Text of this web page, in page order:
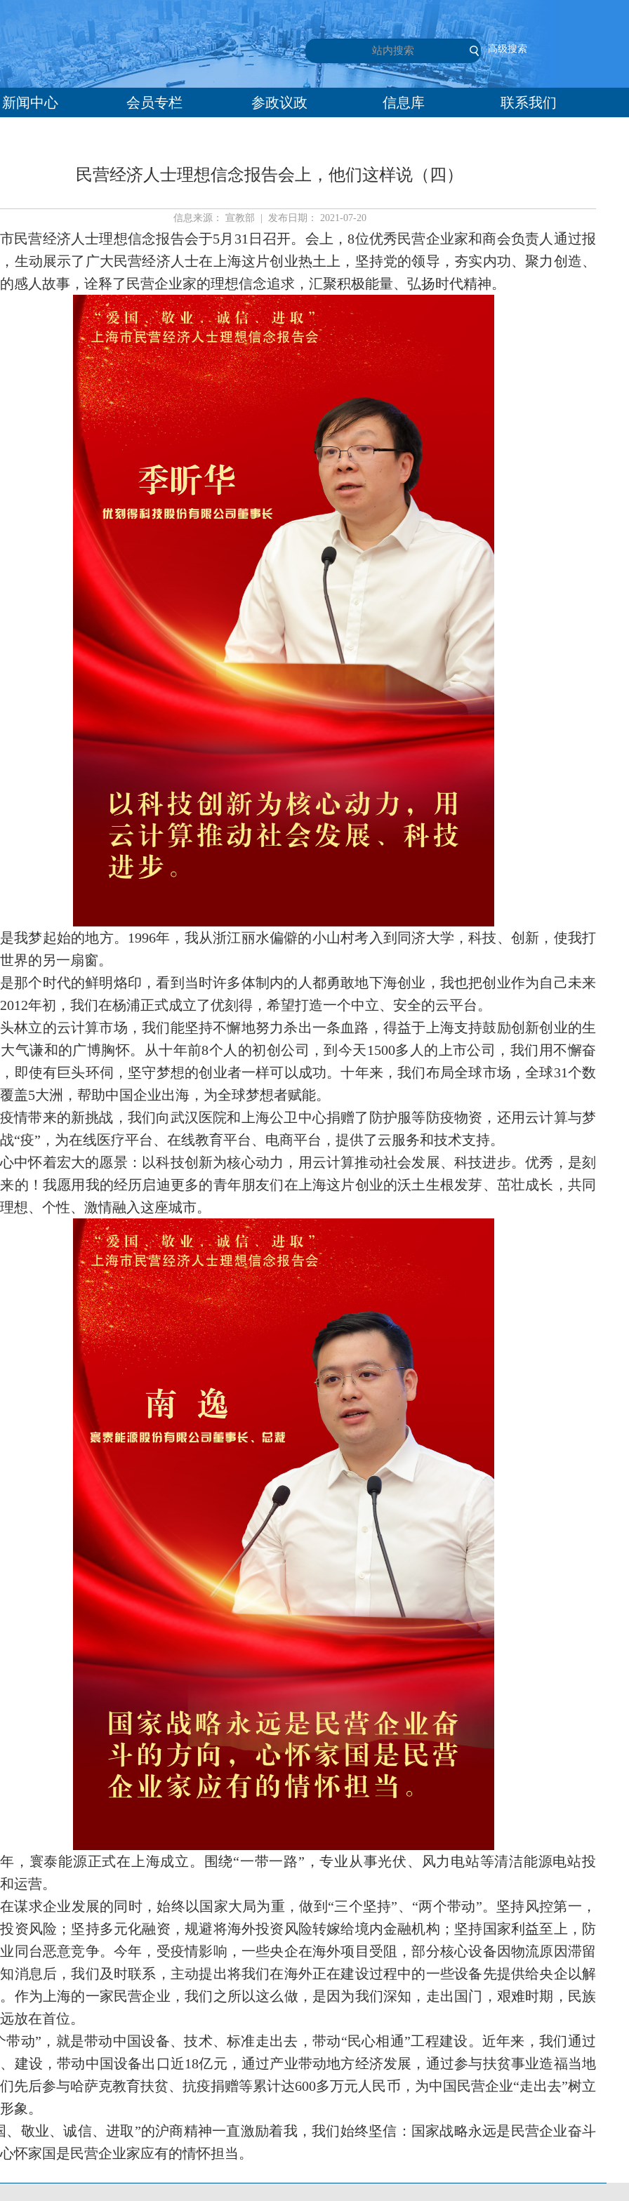
高级搜索
新闻中心 会员专栏 参政议政 信息库 联系我们
民营经济人士理想信念报告会上，他们这样说（四）
信息来源： 宣教部 | 发布日期： 2021-07-20
民营经济人士理想信念报告会于5月31日召开。会上，8位优秀民营企业家和商会负责人通过报
生动展示了广大民营经济人士在上海这片创业热土上，坚持党的领导，夯实内功、聚力创造、
感人故事，诠释了民营企业家的理想信念追求，汇聚积极能量、弘扬时代精神。
我梦起始的地方。1996年，我从浙江丽水偏僻的小山村考入到同济大学，科技、创新，使我打
界的另一扇窗。
那个时代的鲜明烙印，看到当时许多体制内的人都勇敢地下海创业，我也把创业作为自己未来
年初，我们在杨浦正式成立了优刻得，希望打造一个中立、安全的云平台。
林立的云计算市场，我们能坚持不懈地努力杀出一条血路，得益于上海支持鼓励创新创业的生
气谦和的广博胸怀。从十年前8个人的初创公司，到今天1500多人的上市公司，我们用不懈奋
即使有巨头环伺，坚守梦想的创业者一样可以成功。十年来，我们布局全球市场，全球31个数
盖5大洲，帮助中国企业出海，为全球梦想者赋能。
情带来的新挑战，我们向武汉医院和上海公卫中心捐赠了防护服等防疫物资，还用云计算与梦
“疫”，为在线医疗平台、在线教育平台、电商平台，提供了云服务和技术支持。
中怀着宏大的愿景：以科技创新为核心动力，用云计算推动社会发展、科技进步。优秀，是刻
的！我愿用我的经历启迪更多的青年朋友们在上海这片创业的沃土生根发芽、茁壮成长，共同
想、个性、激情融入这座城市。
年，寰泰能源正式在上海成立。围绕“一带一路”，专业从事光伏、风力电站等清洁能源电站投
运营。
谋求企业发展的同时，始终以国家大局为重，做到“三个坚持”、“两个带动”。坚持风控第一，
资风险；坚持多元化融资，规避将海外投资风险转嫁给境内金融机构；坚持国家利益至上，防
同台恶意竞争。今年，受疫情影响，一些央企在海外项目受阻，部分核心设备因物流原因滞留
消息后，我们及时联系，主动提出将我们在海外正在建设过程中的一些设备先提供给央企以解
作为上海的一家民营企业，我们之所以这么做，是因为我们深知，走出国门，艰难时期，民族
放在首位。
带动”，就是带动中国设备、技术、标准走出去，带动“民心相通”工程建设。近年来，我们通过
建设，带动中国设备出口近18亿元，通过产业带动地方经济发展，通过参与扶贫事业造福当地
先后参与哈萨克教育扶贫、抗疫捐赠等累计达600多万元人民币，为中国民营企业“走出去”树立
象。
、敬业、诚信、进取”的沪商精神一直激励着我，我们始终坚信：国家战略永远是民营企业奋斗
怀家国是民营企业家应有的情怀担当。